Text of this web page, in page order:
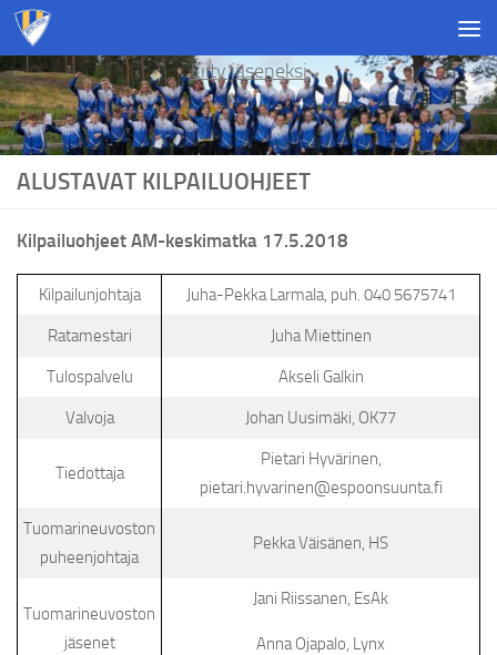
Skip to content
Liity jäseneksi
ALUSTAVAT KILPAILUOHJEET
Kilpailuohjeet AM-keskimatka 17.5.2018
Kilpailunjohtaja Juha-Pekka Larmala, puh. 040 5675741
Ratamestari Juha Miettinen
Tulospalvelu Akseli Galkin
Valvoja Johan Uusimäki, OK77
Tiedottaja
Pietari Hyvärinen,
pietari.hyvarinen@espoonsuunta.fi
Tuomarineuvoston
puheenjohtaja
Pekka Väisänen, HS
Tuomarineuvoston
jäsenet
Jani Riissanen, EsAk
Anna Ojapalo, Lynx